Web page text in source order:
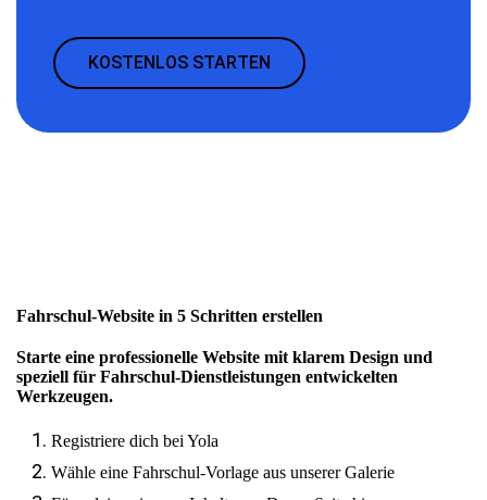
KOSTENLOS STARTEN
Fahrschul-Website in 5 Schritten erstellen
Starte eine professionelle Website mit klarem Design und
speziell für Fahrschul-Dienstleistungen entwickelten
Werkzeugen.
Registriere dich bei Yola
Wähle eine Fahrschul-Vorlage aus unserer Galerie